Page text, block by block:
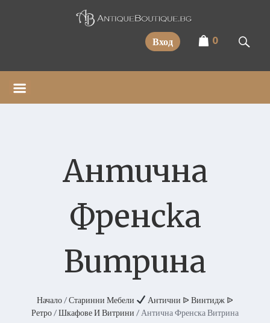
Вход 0
Антична
Френска
Витрина
Начало/Старинни Мебели
Антични ᐉ Винтидж ᐉ
Ретро/Шкафове И Витрини / Антична Френска Витрина